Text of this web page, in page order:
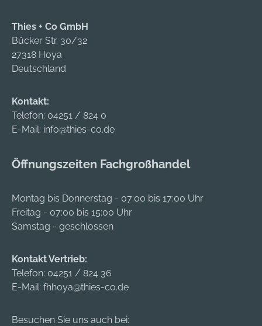
Thies + Co GmbH
Bücker Str. 30/32
27318 Hoya
Deutschland
Kontakt:
Telefon: 04251 / 824 0
E-Mail: info@thies-co.de
Öffnungszeiten Fachgroßhandel
Montag bis Donnerstag - 07:00 bis 17:00 Uhr
Freitag - 07:00 bis 15:00 Uhr
Samstag - geschlossen
Kontakt Vertrieb:
Telefon: 04251 / 824 36
E-Mail: fhhoya@thies-co.de
Besuchen Sie uns auch bei: